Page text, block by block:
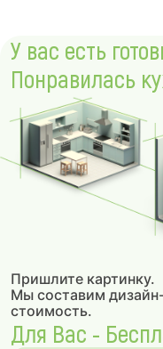
У вас есть
Понравилась
Пришлите картинку.
Мы составим
стоимость.
Для Вас -